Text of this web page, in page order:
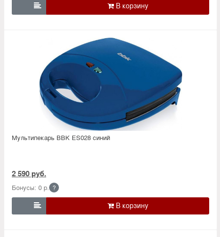

Мультипекарь BBK ES028 синий
2 590 руб.
Бонусы: 0 р. ?
